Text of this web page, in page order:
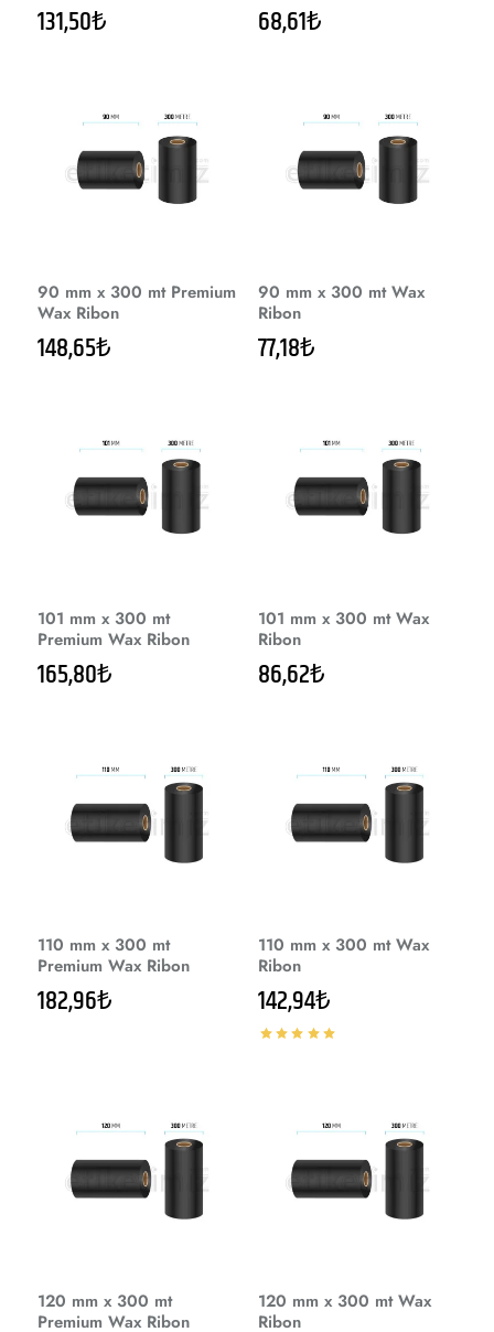
131,50₺ 68,61₺
90 mm x 300 mt Premium
Wax Ribon
148,65₺
90 mm x 300 mt Wax
Ribon
77,18₺
101 mm x 300 mt
Premium Wax Ribon
165,80₺
101 mm x 300 mt Wax
Ribon
86,62₺
110 mm x 300 mt
Premium Wax Ribon
182,96₺
110 mm x 300 mt Wax
Ribon
142,94₺
120 mm x 300 mt
Premium Wax Ribon
120 mm x 300 mt Wax
Ribon